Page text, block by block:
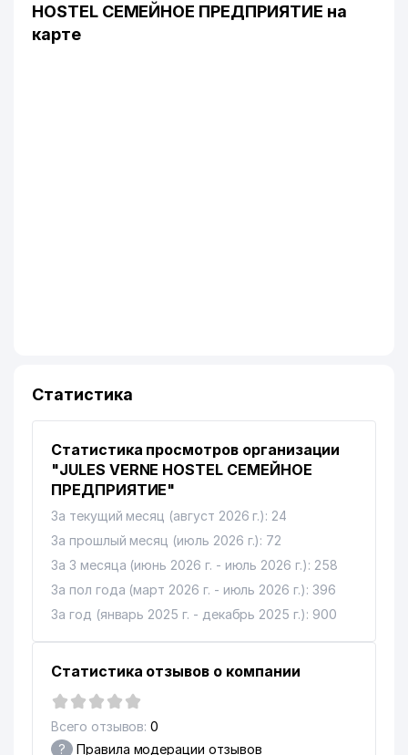
HOSTEL СЕМЕЙНОЕ ПРЕДПРИЯТИЕ на
карте
Статистика
Статистика просмотров организации
"JULES VERNE HOSTEL СЕМЕЙНОЕ
ПРЕДПРИЯТИЕ"
За текущий месяц (август 2026 г.): 24
За прошлый месяц (июль 2026 г.): 72
За 3 месяца (июнь 2026 г. - июль 2026 г.): 258
За пол года (март 2026 г. - июль 2026 г.): 396
За год (январь 2025 г. - декабрь 2025 г.): 900
Статистика отзывов о компании
Всего отзывов: 0
? Правила модерации отзывов